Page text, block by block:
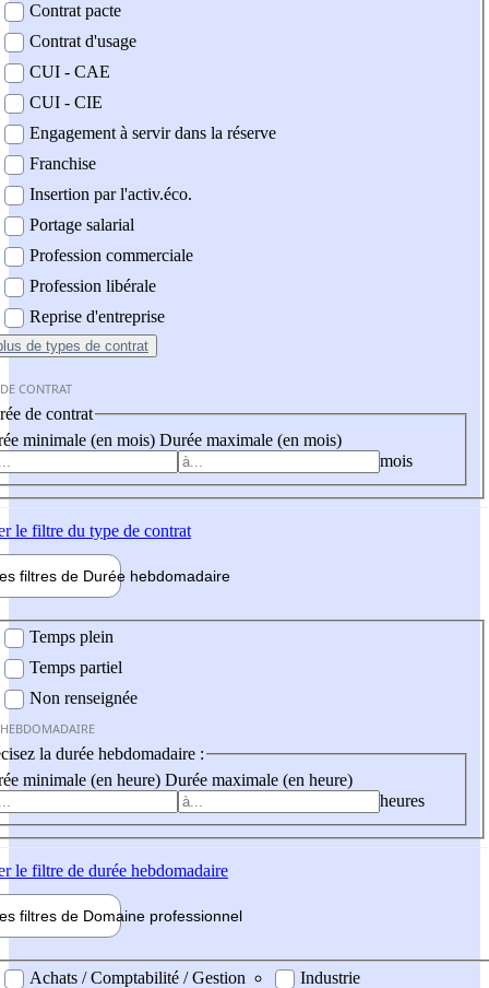
Contrat pacte
Contrat d'usage
CUI - CAE
CUI - CIE
Engagement à servir dans la réserve
Franchise
Insertion par l'activ.éco.
Portage salarial
Profession commerciale
Profession libérale
Reprise d'entreprise
de types de contrat
CONTRAT
de contrat
minimale (en mois) Durée maximale (en mois)
mois
le filtre du type de contrat
filtres de Durée hebdomadaire
Temps plein
Temps partiel
Non renseignée
la durée hebdomadaire :
minimale (en heure) Durée maximale (en heure)
heures
le filtre de durée hebdomadaire
filtres de Domaine professionnel
professionel
Achats / Comptabilité / Gestion
Industrie